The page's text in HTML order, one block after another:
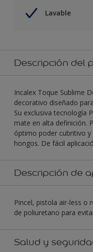
Lavable
Descripción del
Incalex Toque Sublime
decorativo diseñado
Su exclusiva tecnología
mate en alta definición.
óptimo poder cubritivo y
hongos. De fácil
Descripción de
Pincel, pistola air-less o
de poliuretano para
Salud y